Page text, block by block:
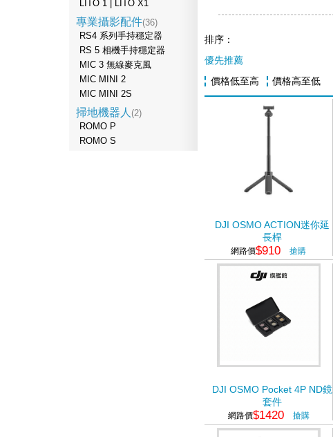
LITO 1 | LITO X1
專業攝影配件(36)
RS4 系列手持穩定器
RS 5 相機手持穩定器
MIC 3 無線麥克風
MIC MINI 2
MIC MINI 2S
掃地機器人 (2)
ROMO P
ROMO S
排序：
優先推薦
價格低至高
價格高至低
DJI OSMO ACTION迷你延
長桿
網路價$910 搶購
DJI OSMO Pocket 4P ND鏡
套件
網路價$1420 搶購